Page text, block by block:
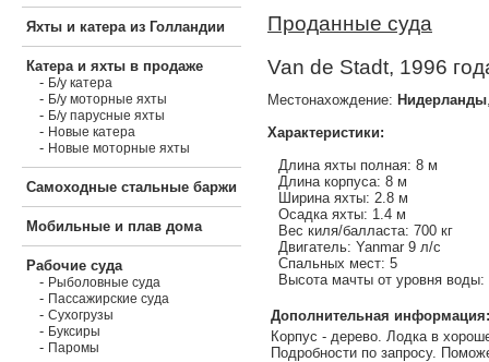
Яхты и катера из Голландии
Катера и яхты в продаже
- Б/у катера
- Б/у моторные яхты
- Б/у парусные яхты
- Новые катера
- Новые моторные яхты
Самоходные стальные баржи
Мобильные и плав дома
Рабочие суда
- Рыболовные суда
- Пассажирские суда
- Сухогрузы
- Буксиры
- Паромы
Проданные суда
Van de Stadt, 1996
Местонахождение: Нидерланды
Характеристики:
Длина яхты полная: 8 м
Длина корпуса: 8 м
Ширина яхты: 2.8 м
Осадка яхты: 1.4 м
Вес киля/балласта: 700 кг
Двигатель: Yanmar 9 л/с
Спальных мест: 5
Высота мачты от уровня
Дополнительная информация:
Корпус - дерево. Лодка в
Подробности по запросу.